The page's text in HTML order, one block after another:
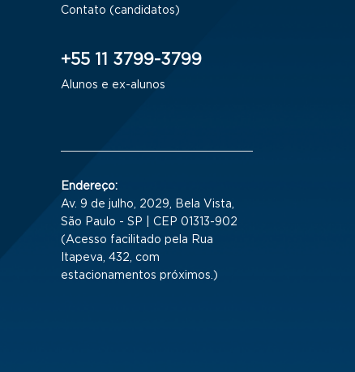
Contato (candidatos)
+55 11 3799-3799
Alunos e ex-alunos
Endereço:
Av. 9 de julho, 2029, Bela Vista,
São Paulo - SP | CEP 01313-902
(Acesso facilitado pela Rua
Itapeva, 432, com
estacionamentos próximos.)